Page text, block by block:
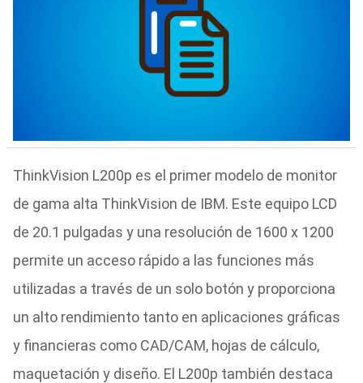
ThinkVision L200p es el primer modelo de monitor
de gama alta ThinkVision de IBM. Este equipo LCD
de 20.1 pulgadas y una resolución de 1600 x 1200
permite un acceso rápido a las funciones más
utilizadas a través de un solo botón y proporciona
un alto rendimiento tanto en aplicaciones gráficas
y financieras como CAD/CAM, hojas de cálculo,
maquetación y diseño. El L200p también destaca